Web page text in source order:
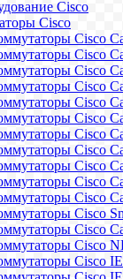
Cisco
Cisco
Cisco
Cisco
Cisco
Cisco
Cisco
Cisco
Cisco
Cisco
Cisco
Cisco
Cisco
Cisco
Cisco
Cisco
Cisco